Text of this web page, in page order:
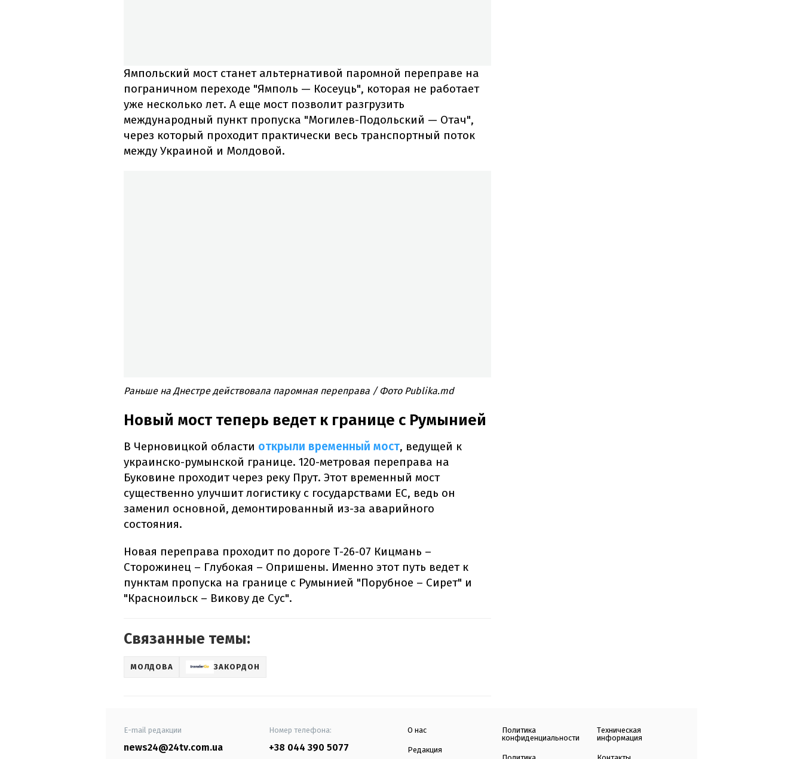
Ямпольский мост станет альтернативой паромной переправе на
пограничном переходе "Ямполь — Косеуць", которая не работает
уже несколько лет. А еще мост позволит разгрузить
международный пункт пропуска "Могилев-Подольский — Отач",
через который проходит практически весь транспортный поток
между Украиной и Молдовой.
Раньше на Днестре действовала паромная переправа / Фото Publika.md
Новый мост теперь ведет к границе с Румынией
В Черновицкой области открыли временный мост, ведущей к
украинско-румынской границе. 120-метровая переправа на
Буковине проходит через реку Прут. Этот временный мост
существенно улучшит логистику с государствами ЕС, ведь он
заменил основной, демонтированный из-за аварийного
состояния.
Новая переправа проходит по дороге Т-26-07 Кицмань –
Сторожинец – Глубокая – Опришены. Именно этот путь ведет к
пунктам пропуска на границе с Румынией "Порубное – Сирет" и
"Красноильск – Викову де Сус".
Связанные темы:
МОЛДОВА ЗАКОРДОН
E-mail редакции
news24@24tv.com.ua
Номер телефона:
+38 044 390 5077
О нас
Редакция
Политика
конфиденциальности
Техническая
информация